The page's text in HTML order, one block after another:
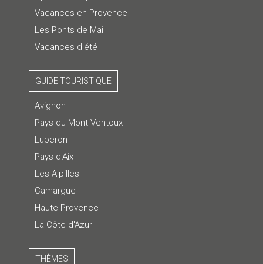
Vacances en Provence
Les Ponts de Mai
Vacances d'été
GUIDE TOURISTIQUE
Avignon
Pays du Mont Ventoux
Luberon
Pays d'Aix
Les Alpilles
Camargue
Haute Provence
La Côte d'Azur
THÈMES